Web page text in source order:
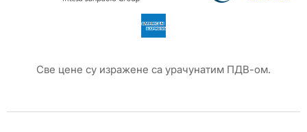
Све цене су изражене са урачунатим ПДВ-ом.